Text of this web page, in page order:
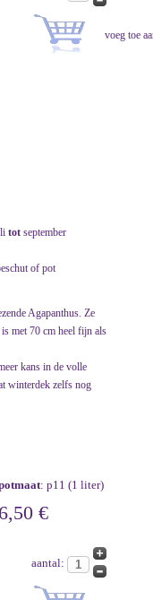
tot september
of pot
Agapanthus. Ze
met 70 cm heel fijn als
kans in de volle
winterdek zelfs nog
: p11 (1 liter)
6,50 €
aantal: